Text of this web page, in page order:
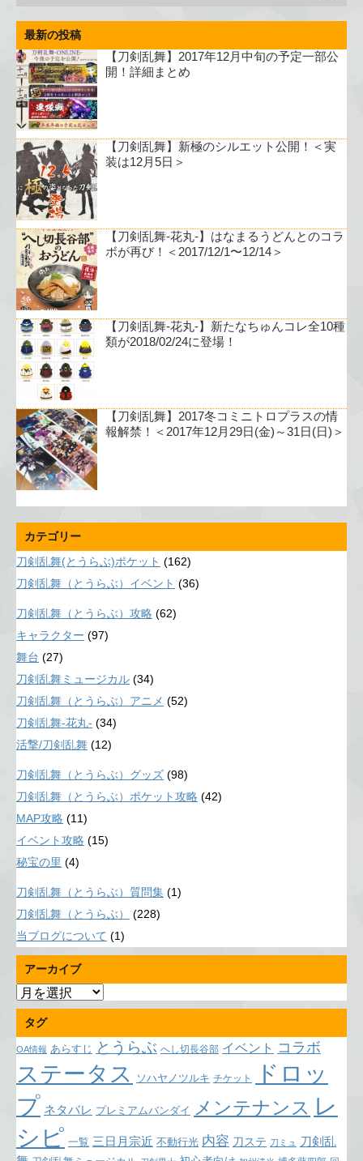
最新の投稿
【刀剣乱舞】2017年12月中旬の予定一部公
開！詳細まとめ
【刀剣乱舞】新極のシルエット公開！＜実
装は12月5日＞
【刀剣乱舞-花丸-】はなまるうどんとのコラ
ボが再び！＜2017/12/1〜12/14＞
【刀剣乱舞-花丸-】新たなちゅんコレ全10種
類が2018/02/24に登場！
【刀剣乱舞】2017冬コミニトロプラスの情
報解禁！＜2017年12月29日(金)～31日(日)＞
カテゴリー
刀剣乱舞(とうらぶ)ポケット (162)
刀剣乱舞（とうらぶ）イベント (36)
刀剣乱舞（とうらぶ）攻略 (62)
キャラクター (97)
舞台 (27)
刀剣乱舞ミュージカル (34)
刀剣乱舞（とうらぶ）アニメ (52)
刀剣乱舞-花丸- (34)
活撃/刀剣乱舞 (12)
刀剣乱舞（とうらぶ）グッズ (98)
刀剣乱舞（とうらぶ）ポケット攻略 (42)
MAP攻略 (11)
イベント攻略 (15)
秘宝の里 (4)
刀剣乱舞（とうらぶ）質問集 (1)
刀剣乱舞（とうらぶ）
(228)
当ブログについて (1)
アーカイブ
ア
ー
カ
イ
ブ
タグ
OA情報 あらすじ とうらぶ へし切長谷部 イベント コラボ
ステータス ソハヤノツルキ チケット
ドロッ
プ ネタバレ プレミアムバンダイ メンテナンス レ
シピ 一覧 三日月宗近 不動行光 内容 刀ステ 刀ミュ
刀剣乱